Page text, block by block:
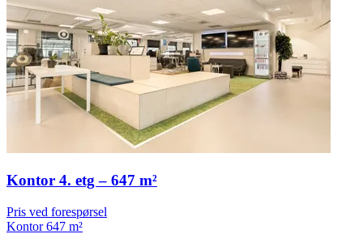
Kontor 4. etg – 647 m²
Pris ved forespørsel
Kontor 647 m²